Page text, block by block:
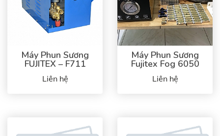
Máy Phun Sương
FUJITEX – F711
Liên hệ
Máy Phun Sương
Fujitex Fog 6050
Liên hệ